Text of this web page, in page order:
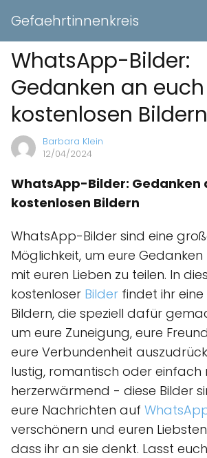
Gefaehrtinnenkreis
WhatsApp-Bilder:
Gedanken an
kostenlosen Bildern
Barbara Klein
12/04/2024
WhatsApp-Bilder: Gedanken
kostenlosen Bildern
WhatsApp-Bilder sind eine
Möglichkeit, um eure
mit euren Lieben zu teilen. In
kostenloser Bilder findet ihr
Bildern, die speziell dafür
um eure Zuneigung, eure
eure Verbundenheit
lustig, romantisch oder einfach
herzerwärmend - diese Bilder
eure Nachrichten auf
verschönern und euren
dass ihr an sie denkt. Lasst